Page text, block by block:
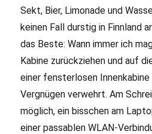
Sekt, Bier, Limonade und
keinen Fall durstig in Finnland
das Beste: Wann immer ich
Kabine zurückziehen und auf
einer fensterlosen
Vergnügen verwehrt. Am
möglich, ein bisschen am
einer passablen WLAN-